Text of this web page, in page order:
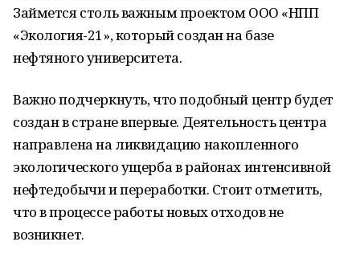
Займется столь важным проектом ООО «НПП
«Экология-21», который создан на базе
нефтяного университета.
Важно подчеркнуть, что подобный центр будет
создан в стране впервые. Деятельность центра
направлена на ликвидацию накопленного
экологического ущерба в районах интенсивной
нефтедобычи и переработки. Стоит отметить,
что в процессе работы новых отходов не
возникнет.